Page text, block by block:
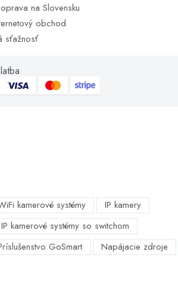
na Slovensku
obchod
sťažnosť
kamerové systémy
IP kamery
IP kamerové systémy so switchom
GoSmart
Napájacie zdroje